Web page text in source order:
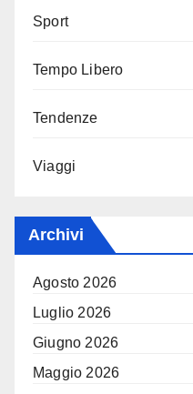
Sport
Tempo Libero
Tendenze
Viaggi
Archivi
Agosto 2026
Luglio 2026
Giugno 2026
Maggio 2026